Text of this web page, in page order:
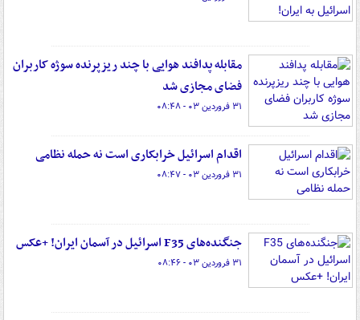
مقابله پدافند هوایی با چند ریزپرنده سوژه کاربران
فضای مجازی شد
۳۱ فروردین ۰۳ - ۰۸:۴۸
اقدام اسرائیل خرابکاری است نه حمله نظامی
۳۱ فروردین ۰۳ - ۰۸:۴۷
جنگنده‌های F35 اسرائیل در آسمان ایران! +عکس
۳۱ فروردین ۰۳ - ۰۸:۴۶